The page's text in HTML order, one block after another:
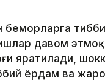
беморларга
давом
яратилади,
ёрдам ва